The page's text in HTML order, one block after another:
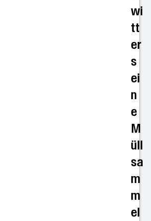
wi
tt
er
s
ei
n
e
M
üll
sa
m
m
el